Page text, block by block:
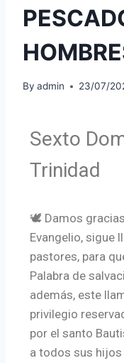
By admin 23/07/
Sexto
Trinidad
🕊️ Damos
Evangelio, sigue
pastores, para
Palabra de
además, este
privilegio
por el santo
a todos sus